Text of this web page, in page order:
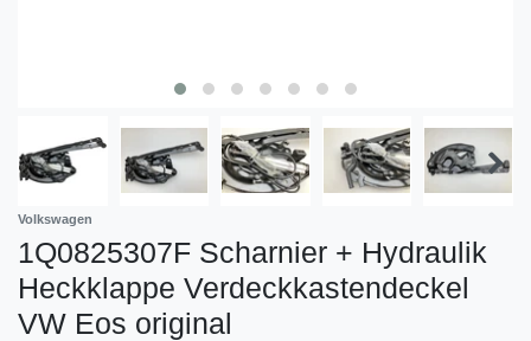
Volkswagen
1Q0825307F Scharnier + Hydraulik
Heckklappe Verdeckkastendeckel
VW Eos original